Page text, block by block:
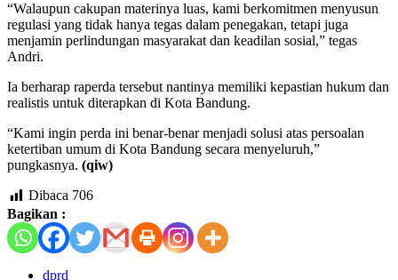
“Walaupun cakupan materinya luas, kami berkomitmen menyusun
regulasi yang tidak hanya tegas dalam penegakan, tetapi juga
menjamin perlindungan masyarakat dan keadilan sosial,” tegas
Andri.
Ia berharap raperda tersebut nantinya memiliki kepastian hukum dan
realistis untuk diterapkan di Kota Bandung.
“Kami ingin perda ini benar-benar menjadi solusi atas persoalan
ketertiban umum di Kota Bandung secara menyeluruh,”
pungkasnya. (qiw)
Dibaca 706
Bagikan :
dprd